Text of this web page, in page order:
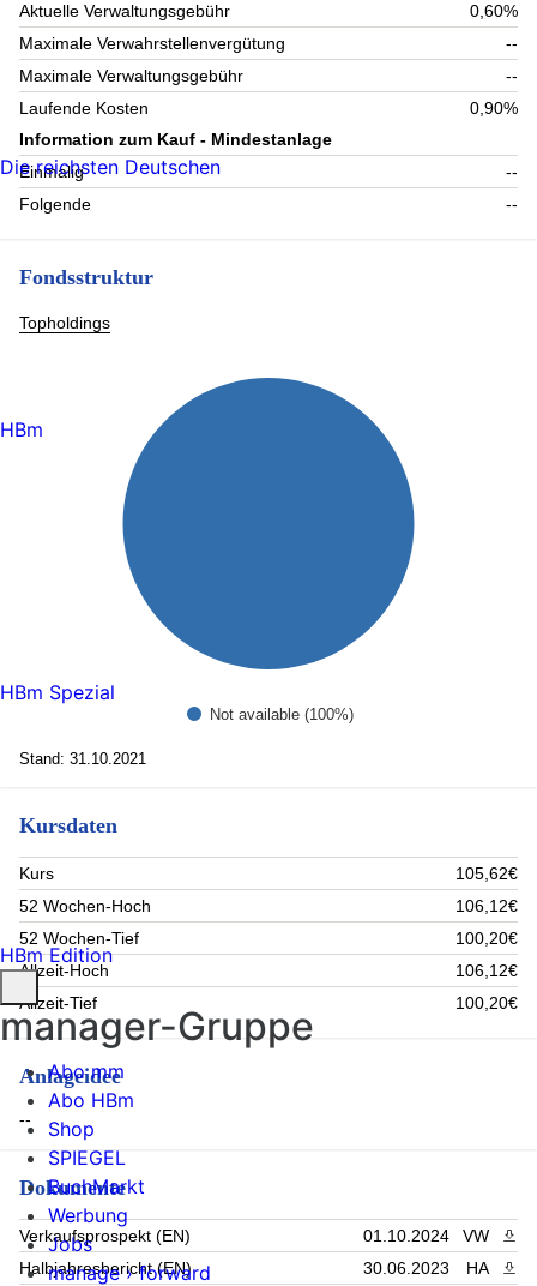
Aktuelle Verwaltungsgebühr
0,60%
Maximale Verwahrstellenvergütung
--
Maximale Verwaltungsgebühr
--
Laufende Kosten
0,90%
Information zum Kauf - Mindestanlage
Einmalig
--
Folgende
--
Fondsstruktur
Topholdings
Not available (100%)
Stand: 31.10.2021
Kursdaten
Kurs
105,62€
52 Wochen-Hoch
106,12€
52 Wochen-Tief
100,20€
Allzeit-Hoch
106,12€
Allzeit-Tief
100,20€
Anlageidee
--
Dokumente
Verkaufsprospekt (EN) 01.10.2024 VW
Halbjahresbericht (EN)
30.06.2023 HA
Die reichsten Deutschen
HBm
HBm Spezial
HBm Edition
manager-Gruppe
Abo mm
Abo HBm
Shop
SPIEGEL
BuchMarkt
Werbung
Jobs
manage › forward